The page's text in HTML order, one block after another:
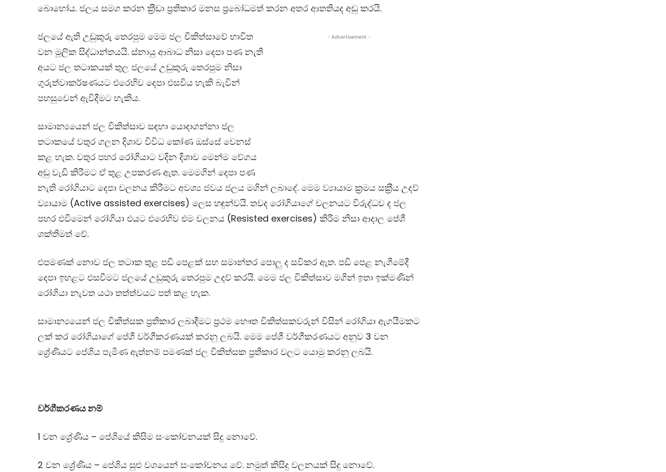
බොහෝය. ජලය සමග කරන ක‍්‍රීඩා ප‍්‍රතිකාර මනස ප‍්‍රබෝධමත් කරන අතර ආතතියද අඩු කරයි.
- Advertisement -
ජලයේ ඇති උඩුකුරු තෙරපුම මෙම ජල චිකිත්සාවේ භාවිත
වන මූලික සිද්ධාන්තයයි. ස්නායු ආබාධ නිසා දෙපා පණ නැති
අයට ජල තටාකයක් තුල ජලයේ උඩුකුරු තෙරපුම නිසා
ගුරුත්වාකර්ෂණයට එරෙහිව දෙපා එසවිය හැකි බැවින්
පහසුවෙන් ඇවිදීමට හැකිය.
සාමාන්‍යයෙන් ජල චිකිත්සාව සඳහා යොදාගන්නා ජල
තටාකයේ වතුර ගලන දිශාව විවිධ කෝණ ඔස්සේ වෙනස්
කළ හැක. වතුර පහර රෝගියාට වදින දිශාව මෙන්ම වේගය
අඩු වැඩි කිරීමට ඒ තුළ උපකරණ ඇත. මෙමගින් දෙපා පණ
නැති රෝගියාට දෙපා චලනය කිරීමට අවශ්‍ය ජවය ජලය මගින් ලබාදේ. මෙම ව්‍යායාම ක‍්‍රමය සක‍්‍රීය උදව්
ව්‍යායාම (Active assisted exercises) ලෙස හඳුන්වයි. තවද රෝගියාගේ චලනයට විරුද්ධව ද ජල
පහර එවීමෙන් රෝගියා එයට එරෙහිව එම චලනය (Resisted exercises) කිරීම නිසා ආදාල පේශී
ශක්තිමත් වේ.
එපමණක් නොව ජල තටාක තුළ පඩි පෙළක් සහ සමාන්තර පොලු ද සවිකර ඇත. පඩි පෙළ නැගීමේදී
දෙපා ඉහළට එසවීමට ජලයේ උඩුකුරු තෙරපුම උදව් කරයි. මෙම ජල චිකිත්සාව මගින් ඉතා ඉක්මණින්
රෝගියා නැවත යථා තත්ත්වයට පත් කළ හැක.
සාමාන්‍යයෙන් ජල චිකිත්සක ප‍්‍රතිකාර ලබාදීමට ප‍්‍රථම භෞත චිකිත්සකවරුන් විසින් රෝගියා ඇගයීමකට
ලක් කර රෝගියාගේ පේශී වර්ගීකරණයක් කරනු ලබයි. මෙම පේශී වර්ගීකරණයට අනුව 3 වන
ශ්‍රේණියට පේශිය පැමිණ ඇත්නම් පමණක් ජල චිකිත්සක ප‍්‍රතිකාර වලට යොමු කරනු ලබයි.
වර්ගීකරණය නම්
1 වන ශ්‍රේණිය – පේශියේ කිසිම සංකෝචනයක් සිදු නොවේ.
2 වන ශ්‍රේණිය – පේශිය සුළු වශයෙන් සංකෝචනය වේ. නමුත් කිසිදු වලනයක් සිදු නොවේ.